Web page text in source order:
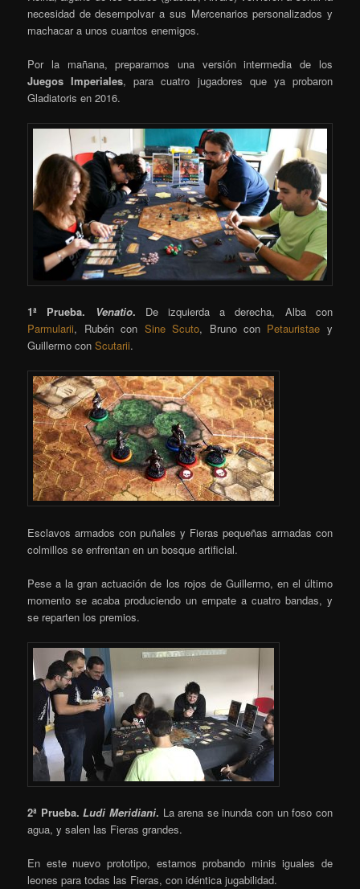
necesidad de desempolvar a sus Mercenarios personalizados y
machacar a unos cuantos enemigos.
Por la mañana, preparamos una versión intermedia de los
Juegos Imperiales, para cuatro jugadores que ya probaron
Gladiatoris en 2016.
1ª Prueba. Venatio. De izquierda a derecha, Alba con
Parmularii, Rubén con Sine Scuto, Bruno con Petauristae y
Guillermo conScutarii.
Esclavos armados con puñales y Fieras pequeñas armadas con
colmillos se enfrentan en un bosque artificial.
Pese a la gran actuación de los rojos de Guillermo, en el último
momento se acaba produciendo un empate a cuatro bandas, y
se reparten los premios.
2ª Prueba.Ludi Meridiani. La arena se inunda con un foso con
agua, y salen las Fieras grandes.
En este nuevo prototipo, estamos probando minis iguales de
leones para todas las Fieras, con idéntica jugabilidad.